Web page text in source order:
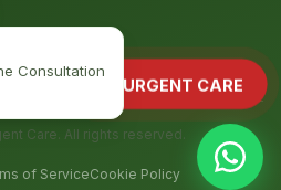
Care. All rights reserved.
of ServiceCookie Policy
Consultation
URGENT CARE